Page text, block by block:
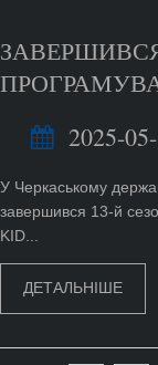
2025-
У Черкаському
завершився 13-й
KID...
ДЕТАЛЬНІШЕ